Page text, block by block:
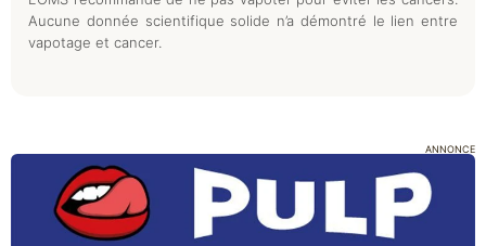
Aucune donnée scientifique solide n’a démontré le lien entre
vapotage et cancer.
ANNONCE